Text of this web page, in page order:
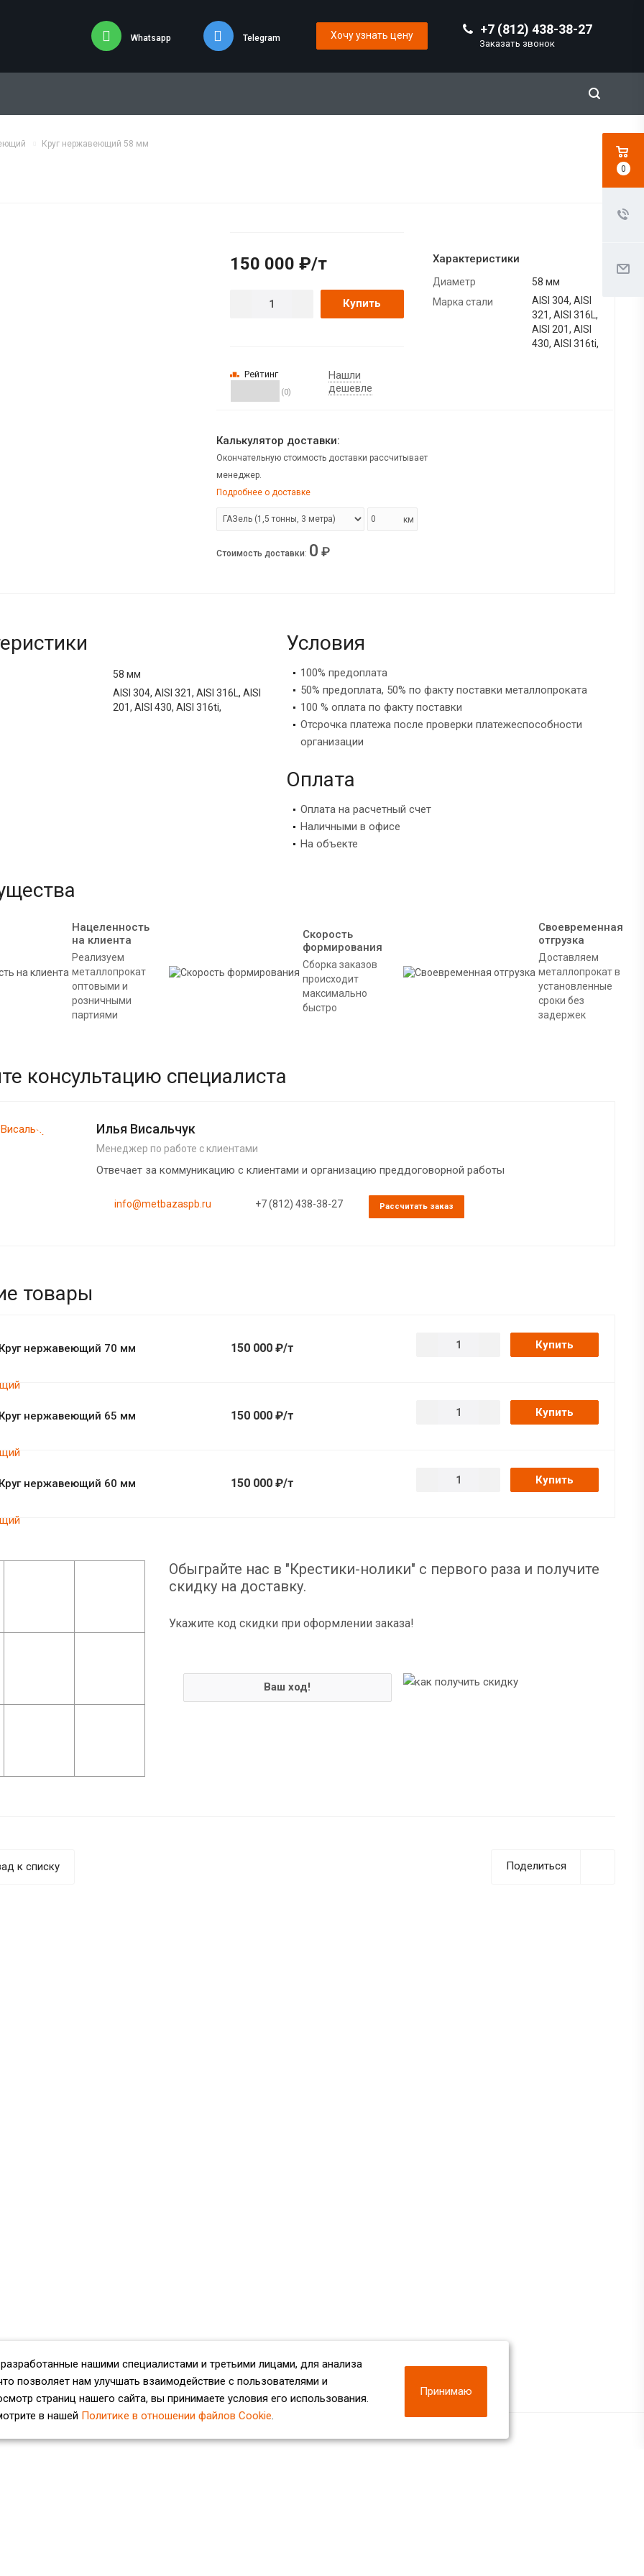
+7 (812) 438-38-27
Заказать звонок
Whatsapp Telegram Хочу узнать цену
Круг нержавеющий 58 мм
150 000 ₽/т
Купить
Рейтинг
(0)
Нашли
дешевле
Характеристики
Диаметр
58 мм
Марка стали
AISI 304, AISI
321, AISI 316L,
AISI 201, AISI
430, AISI 316ti,
Калькулятор доставки:
Окончательную стоимость доставки рассчитывает
менеджер.
Подробнее о доставке
км
Стоимость доставки: 0 ₽
58 мм
AISI 304, AISI 321, AISI 316L, AISI
201, AISI 430, AISI 316ti,
Условия
100% предоплата
50% предоплата, 50% по факту поставки металлопроката
100 % оплата по факту поставки
Отсрочка платежа после проверки платежеспособности
организации
Оплата
Оплата на расчетный счет
Наличными в офисе
На объекте
Нацеленность
на клиента
Реализуем
металлопрокат
оптовыми и
розничными
партиями
Скорость
формирования
Сборка заказов
происходит
максимально
быстро
Своевременная
отгрузка
Доставляем
металлопрокат в
установленные
сроки без
задержек
консультацию специалиста
Илья Висальчук
Менеджер по работе с клиентами
Отвечает за коммуникацию с клиентами и организацию преддоговорной работы
info@metbazaspb.ru +7 (812) 438-38-27 Рассчитать заказ
товары
нержавеющий 70 мм 150 000 ₽/т Купить
нержавеющий 65 мм 150 000 ₽/т Купить
нержавеющий 60 мм 150 000 ₽/т Купить
Обыграйте нас в "Крестики-нолики" с первого раза и получите
скидку на доставку.
Укажите код скидки при оформлении заказа!
Ваш ход!
Поделиться
к списку
нашими специалистами и третьими лицами, для анализа
позволяет нам улучшать взаимодействие с пользователями и
страниц нашего сайта, вы принимаете условия его использования.
в нашей Политике в отношении файлов Cookie.
Принимаю
0